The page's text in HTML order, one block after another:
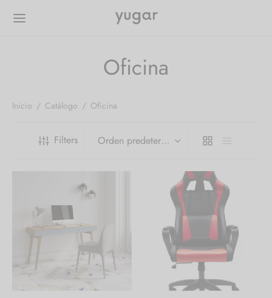
Oficina
Inicio / Catálogo / Oficina
Filters